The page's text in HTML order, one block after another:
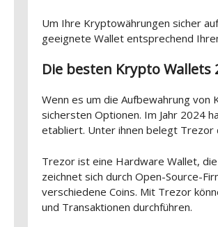
Um Ihre Kryptowährungen sicher
geeignete Wallet entsprechend
Die besten Krypto Wallets
Wenn es um die Aufbewahrung von
sichersten Optionen. Im Jahr 2024
etabliert. Unter ihnen belegt Trezor
Trezor ist eine Hardware Wallet,
zeichnet sich durch Open-Source-
verschiedene Coins. Mit Trezor
und Transaktionen durchführen.